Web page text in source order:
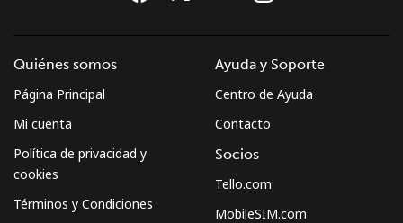
Quiénes somos
Página Principal
Mi cuenta
Política de privacidad y
cookies
Términos y Condiciones
Ayuda y Soporte
Centro de Ayuda
Contacto
Socios
Tello.com
MobileSIM.com